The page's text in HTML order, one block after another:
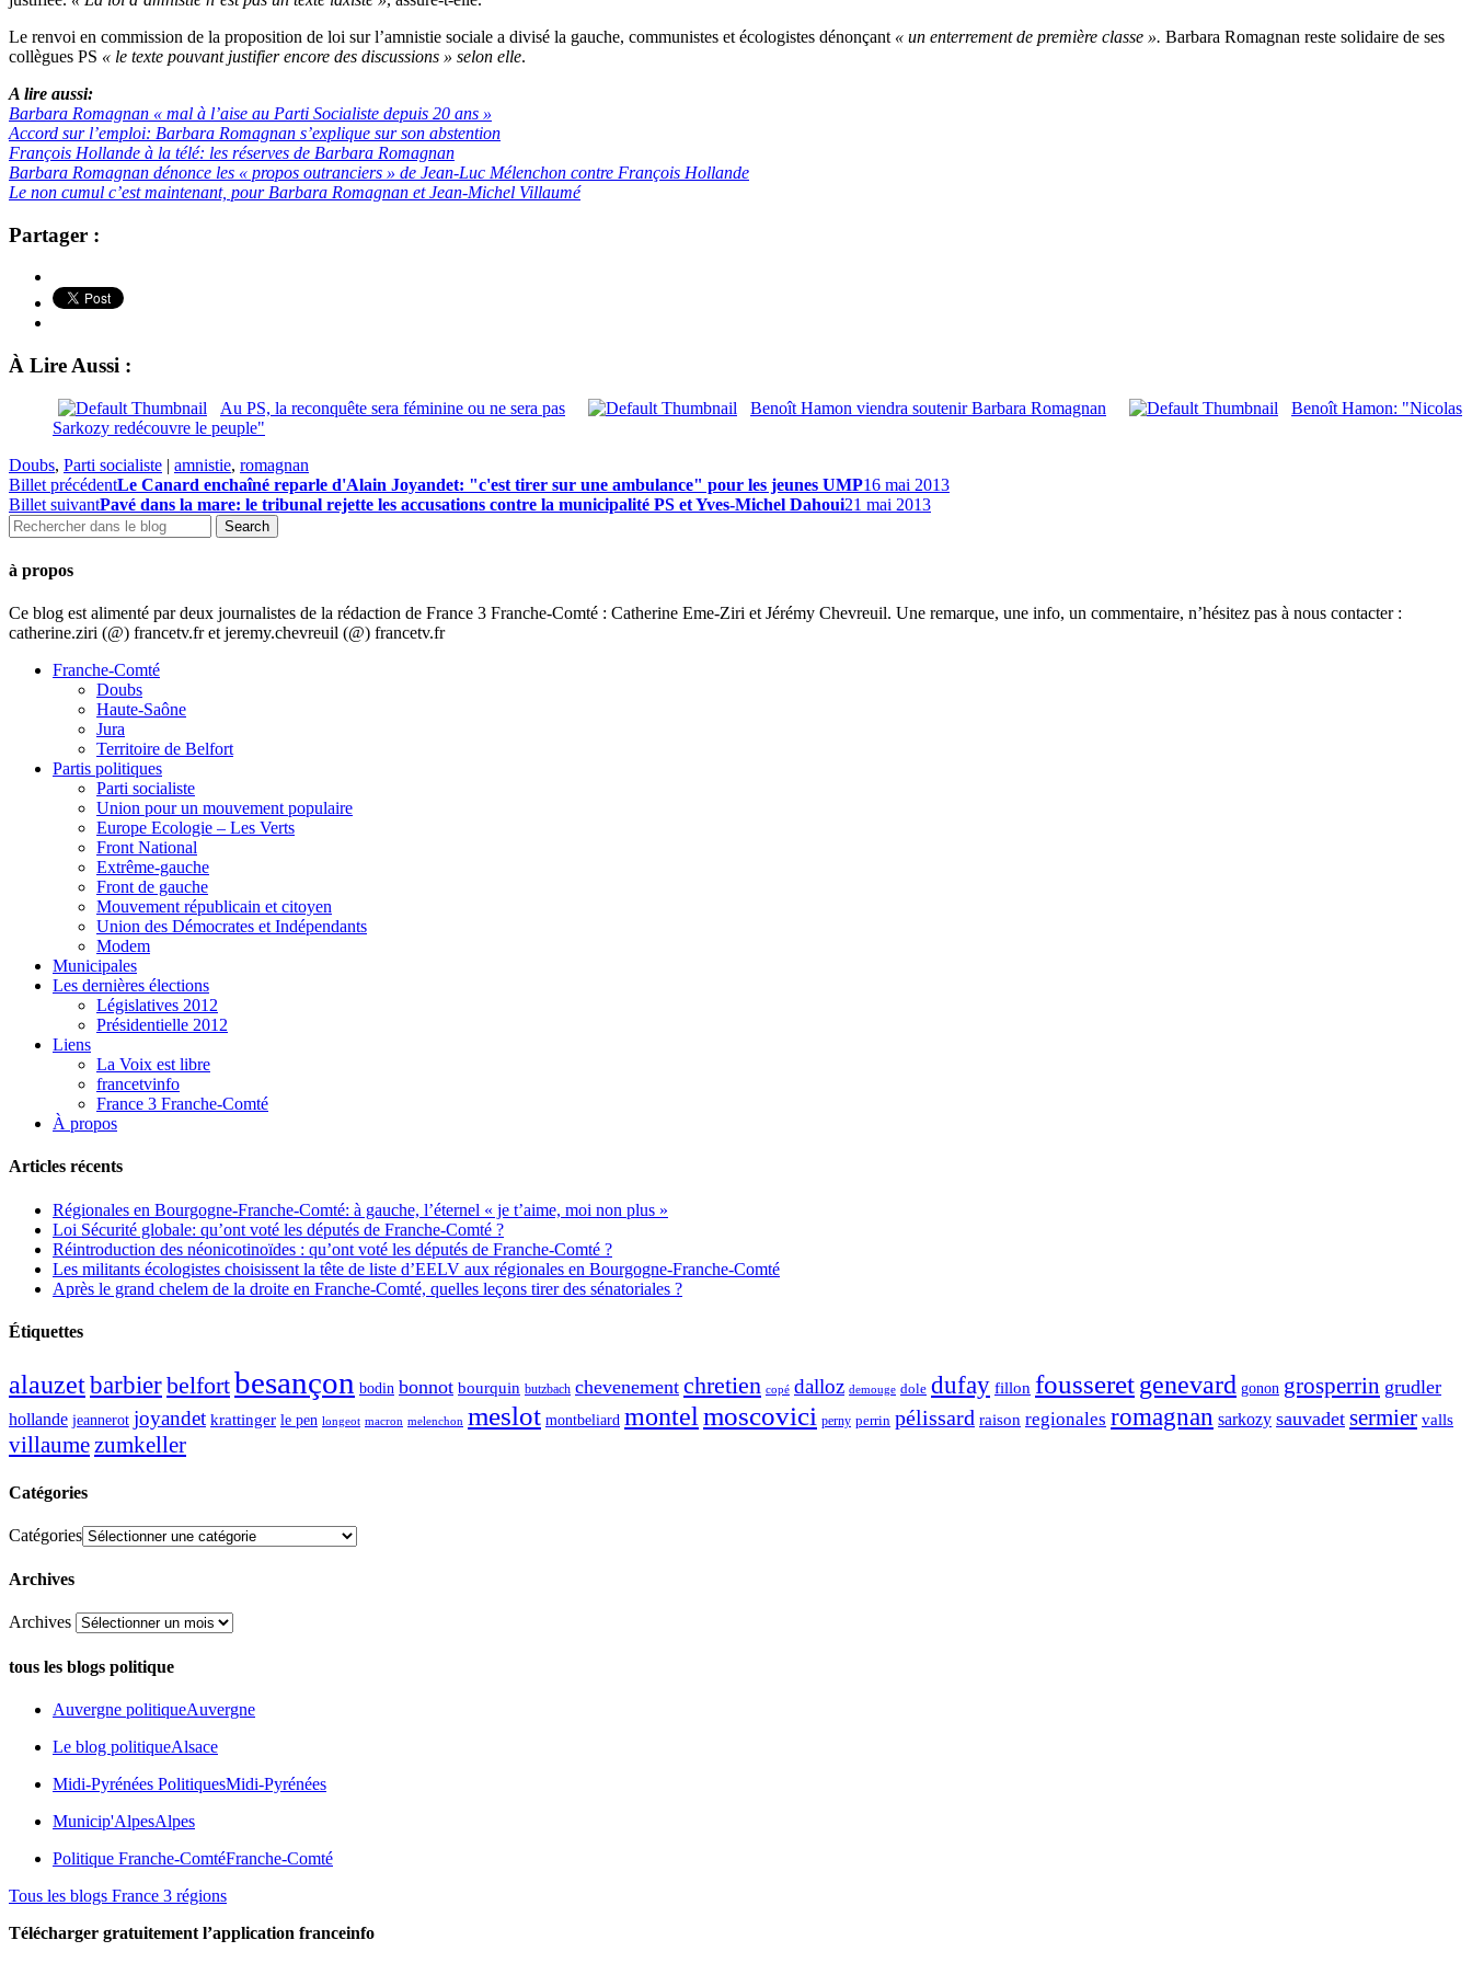
Le renvoi en commission de la proposition de loi sur l’amnistie sociale a divisé la gauche, communistes et écologistes dénonçant « un enterrement de première classe ». Barbara Romagnan reste solidaire de ses
collègues PS « le texte pouvant justifier encore des discussions » selon elle.
A lire aussi:
Barbara Romagnan « mal à l’aise au Parti Socialiste depuis 20 ans »
Accord sur l’emploi: Barbara Romagnan s’explique sur son abstention
François Hollande à la télé: les réserves de Barbara Romagnan
Barbara Romagnan dénonce les « propos outranciers » de Jean-Luc Mélenchon contre François Hollande
Le non cumul c’est maintenant, pour Barbara Romagnan et Jean-Michel Villaumé
Partager :
À Lire Aussi :
Au PS, la reconquête sera féminine ou ne sera pas Benoît Hamon viendra soutenir Barbara Romagnan
Benoît Hamon: "Nicolas
Sarkozy redécouvre le peuple"
Doubs, Parti socialiste | amnistie, romagnan
Billet précédentLe Canard enchaîné reparle d'Alain Joyandet: "c'est tirer sur une ambulance" pour les jeunes UMP16 mai 2013
Billet suivantPavé dans la mare: le tribunal rejette les accusations contre la municipalité PS et Yves-Michel Dahoui21 mai 2013
à propos
Ce blog est alimenté par deux journalistes de la rédaction de France 3 Franche-Comté : Catherine Eme-Ziri et Jérémy Chevreuil. Une remarque, une info, un commentaire, n’hésitez pas à nous contacter :
catherine.ziri (@) francetv.fr et jeremy.chevreuil (@) francetv.fr
Franche-Comté
Doubs
Haute-Saône
Jura
Territoire de Belfort
Partis politiques
Parti socialiste
Union pour un mouvement populaire
Europe Ecologie – Les Verts
Front National
Extrême-gauche
Front de gauche
Mouvement républicain et citoyen
Union des Démocrates et Indépendants
Modem
Municipales
Les dernières élections
Législatives 2012
Présidentielle 2012
Liens
La Voix est libre
francetvinfo
France 3 Franche-Comté
À propos
Articles récents
Régionales en Bourgogne-Franche-Comté: à gauche, l’éternel « je t’aime, moi non plus »
Loi Sécurité globale: qu’ont voté les députés de Franche-Comté ?
Réintroduction des néonicotinoïdes : qu’ont voté les députés de Franche-Comté ?
Les militants écologistes choisissent la tête de liste d’EELV aux régionales en Bourgogne-Franche-Comté
Après le grand chelem de la droite en Franche-Comté, quelles leçons tirer des sénatoriales ?
Étiquettes
alauzetbarbierbelfortbesançon bodin bonnot bourquin butzbach chevenement chretien copé dalloz demouge dole dufay fillon fousseretgenevard gonon grosperrin grudler
hollande jeannerot joyandet krattinger le pen longeot macron melenchon meslot montbeliard montelmoscovici perny perrin pélissard raison regionales romagnan sarkozy sauvadet sermier valls
villaumezumkeller
Catégories
Catégories
Archives
Archives
tous les blogs politique
Auvergne politiqueAuvergne
Le blog politiqueAlsace
Midi-Pyrénées PolitiquesMidi-Pyrénées
Municip'AlpesAlpes
Politique Franche-ComtéFranche-Comté
Tous les blogs France 3 régions
Télécharger gratuitement l’application franceinfo